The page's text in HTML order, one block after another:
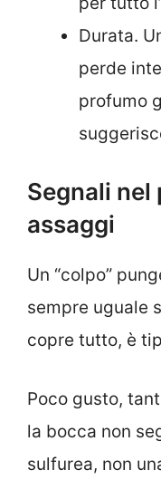
Durata.
perde
profumo
Segnali nel
assaggi
Un “colpo”
sempre uguale
copre tutto, è
Poco gusto,
la bocca non
sulfurea, non